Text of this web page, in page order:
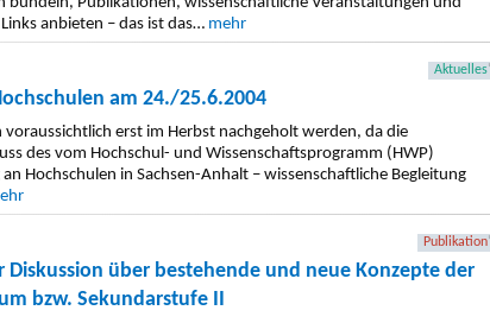
anbieten – das ist das… mehr
Aktuelles
am 24./25.6.2004
voraussichtlich erst im Herbst nachgeholt werden, da die
des vom Hochschul- und Wissenschaftsprogramm (HWP)
Hochschulen in Sachsen-Anhalt – wissenschaftliche Begleitung
Publikation
über bestehende und neue Konzepte der
bzw. Sekundarstufe II